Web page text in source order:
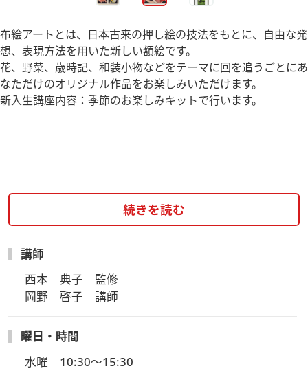
布絵アートとは、日本古来の押し絵の技法をもとに、自由な発
想、表現方法を用いた新しい額絵です。
花、野菜、歳時記、和装小物などをテーマに回を追うごとにあ
なただけのオリジナル作品をお楽しみいただけます。
新入生講座内容：季節のお楽しみキットで行います。
続きを読む
講師
西本　典子　監修
岡野　啓子　講師
曜日・時間
水曜　10:30～15:30